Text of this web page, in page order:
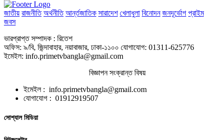
জাতীয় রাজনীতি অর্থনীতি আর্ন্তজাতিক সারাদেশ খেলাধুলা বিনোদন জনদূর্ভোগ প্রাইম
জবস
ভারপ্রাপ্ত সম্পাদক : রিতেশ
অফিস: ৯/বি, জিন্দাবাহার, নয়াবাজার, ঢাকা-১১০০ যোগাযোগ: 01311-625776
ইমেইল: info.primetvbangla@gmail.com
বিজ্ঞাপন সংক্রান্ত বিষয়
ইমেইল : info.primetvbangla@gmail.com
যোগাযোগ : 01912919507
সোশ্যাল মিডিয়া